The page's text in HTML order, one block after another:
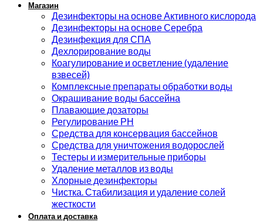
Магазин
Дезинфекторы на основе Активного кислорода
Дезинфекторы на основе Серебра
Дезинфекция для СПА
Дехлорирование воды
Коагулирование и осветление (удаление
взвесей)
Комплексные препараты обработки воды
Окрашивание воды бассейна
Плавающие дозаторы
Регулирование РН
Средства для консервация бассейнов
Средства для уничтожения водорослей
Тестеры и измерительные приборы
Удаление металлов из воды
Хлорные дезинфекторы
Чистка. Стабилизация и удаление солей
жесткости
Оплата и доставка